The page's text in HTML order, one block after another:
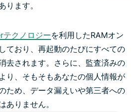
ります。
クノロジーを利用したRAMオン
ており、再起動のたびにすべての
去されます。さらに、監査済みの
り、そもそもあなたの個人情報が
ため、データ漏えいや第三者への
ありません。